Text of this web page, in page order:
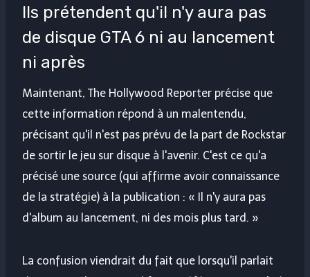
Ils prétendent qu'il n'y aura pas
de disque GTA 6 ni au lancement
ni après
Maintenant, The Hollywood Reporter précise que
cette information répond à un malentendu,
précisant qu'il n'est pas prévu de la part de Rockstar
de sortir le jeu sur disque à l'avenir. C'est ce qu'a
précisé une source (qui affirme avoir connaissance
de la stratégie) à la publication : « Il n'y aura pas
d'album au lancement, ni des mois plus tard. »
La confusion viendrait du fait que lorsqu'il parlait